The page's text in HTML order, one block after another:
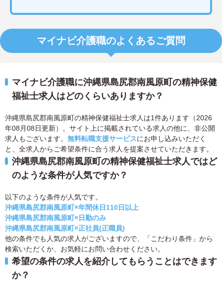
マイナビ介護職のよくあるご質問
マイナビ介護職に沖縄県島尻郡南風原町の精神保健
福祉士求人はどのくらいありますか？
沖縄県島尻郡南風原町の精神保健福祉士求人は1件あります（2026
年08月08日更新）。サイト上に掲載されている求人の他に、非公開
求人もございます。 無料転職支援サービスにお申し込みいただく
と、全求人からご希望条件に合う求人を提案させていただきます。
沖縄県島尻郡南風原町の精神保健福祉士求人ではど
のような条件が人気ですか？
以下のような条件が人気です。
沖縄県島尻郡南風原町×年間休日110日以上
沖縄県島尻郡南風原町×日勤のみ
沖縄県島尻郡南風原町×正社員(正職員)
他の条件でも人気の求人がございますので、「こだわり条件」から
検索いただくか、お気軽にお問い合わせください。
希望の条件の求人を紹介してもらうことはできます
か？